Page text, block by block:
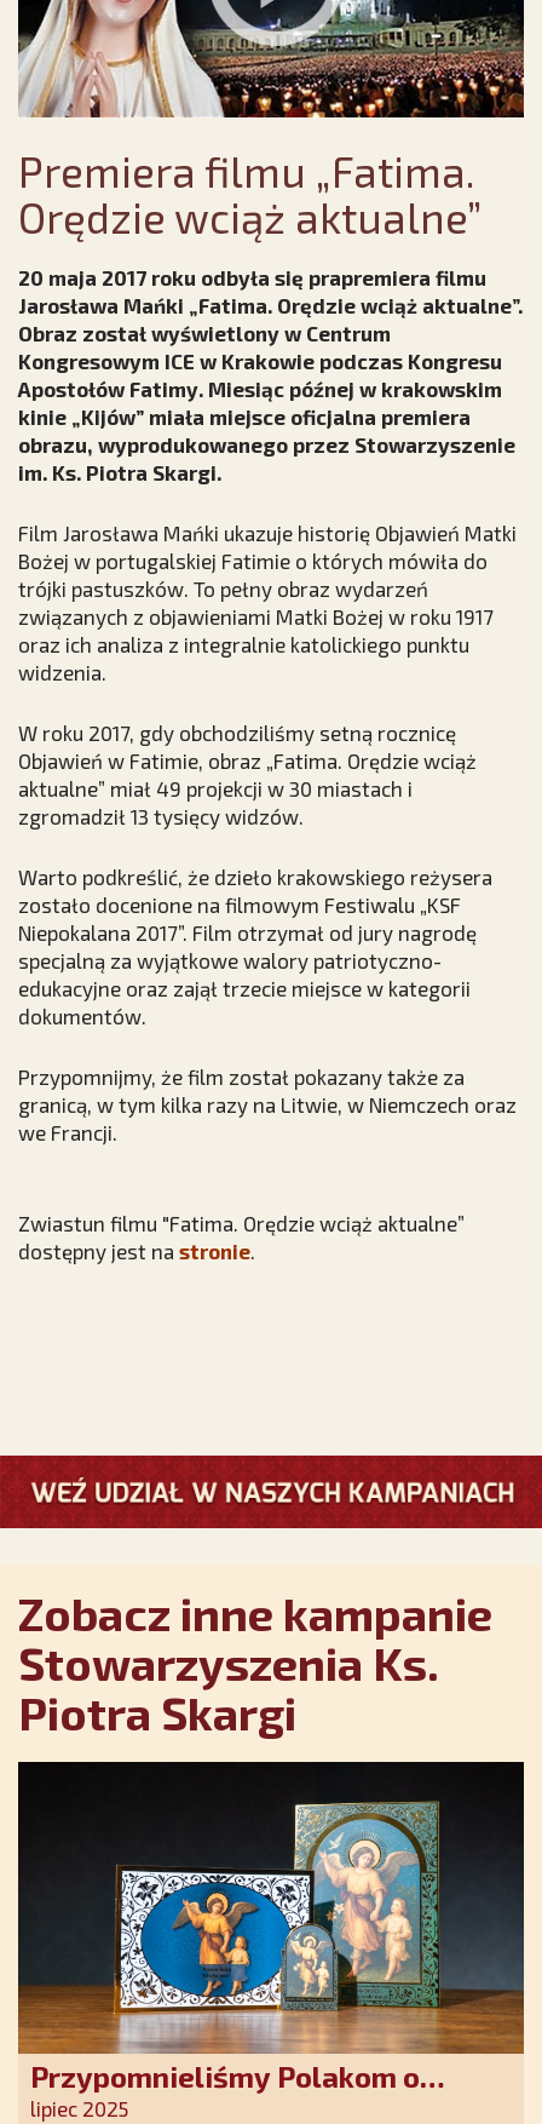
Premiera filmu „Fatima.
Orędzie wciąż aktualne”
20 maja 2017 roku odbyła się prapremiera filmu
Jarosława Mańki „Fatima. Orędzie wciąż aktualne”.
Obraz został wyświetlony w Centrum
Kongresowym ICE w Krakowie podczas Kongresu
Apostołów Fatimy. Miesiąc późnej w krakowskim
kinie „Kijów” miała miejsce oficjalna premiera
obrazu, wyprodukowanego przez Stowarzyszenie
im. Ks. Piotra Skargi.
Film Jarosława Mańki ukazuje historię Objawień Matki
Bożej w portugalskiej Fatimie o których mówiła do
trójki pastuszków. To pełny obraz wydarzeń
związanych z objawieniami Matki Bożej w roku 1917
oraz ich analiza z integralnie katolickiego punktu
widzenia.
W roku 2017, gdy obchodziliśmy setną rocznicę
Objawień w Fatimie, obraz „Fatima. Orędzie wciąż
aktualne” miał 49 projekcji w 30 miastach i
zgromadził 13 tysięcy widzów.
Warto podkreślić, że dzieło krakowskiego reżysera
zostało docenione na filmowym Festiwalu „KSF
Niepokalana 2017”. Film otrzymał od jury nagrodę
specjalną za wyjątkowe walory patriotyczno-
edukacyjne oraz zajął trzecie miejsce w kategorii
dokumentów.
Przypomnijmy, że film został pokazany także za
granicą, w tym kilka razy na Litwie, w Niemczech oraz
we Francji.
Zwiastun filmu "Fatima. Orędzie wciąż aktualne”
dostępny jest na stronie
Zobacz inne kampanie
Stowarzyszenia Ks.
Piotra Skargi
Przypomnieliśmy Polakom o
obecności Anioła Stróża!
lipiec 2025